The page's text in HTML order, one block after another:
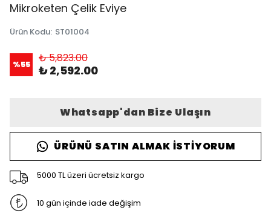
Mikroketen Çelik Eviye
Ürün Kodu: ST01004
%55 ₺ 5,823.00
₺ 2,592.00
Whatsapp'dan Bize Ulaşın
ÜRÜNÜ SATIN ALMAK İSTIYORUM
5000 TL üzeri ücretsiz kargo
10 gün içinde iade değişim